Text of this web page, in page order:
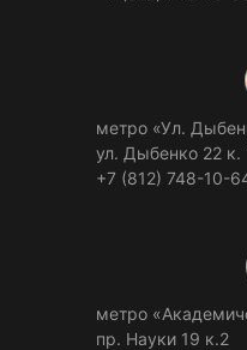
метро «Ул.
ул. Дыбенко 22 к.
+7 (812) 748-10-
метро
пр. Науки 19 к.2